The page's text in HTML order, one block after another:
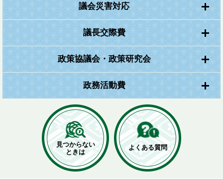
議会災害対応
議長交際費
政策協議会・政策研究会
政務活動費
見つからない
ときは
よくある質問